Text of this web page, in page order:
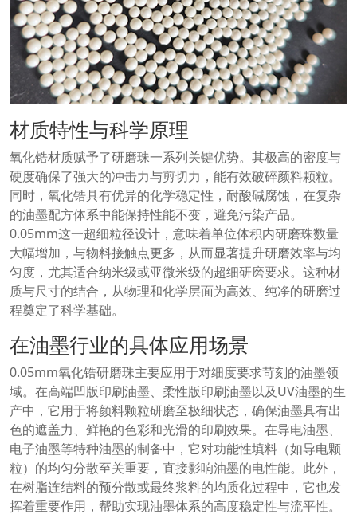
材质特性与科学原理
氧化锆材质赋予了研磨珠一系列关键优势。其极高的密度与
硬度确保了强大的冲击力与剪切力，能有效破碎颜料颗粒。
同时，氧化锆具有优异的化学稳定性，耐酸碱腐蚀，在复杂
的油墨配方体系中能保持性能不变，避免污染产品。
0.05mm这一超细粒径设计，意味着单位体积内研磨珠数量
大幅增加，与物料接触点更多，从而显著提升研磨效率与均
匀度，尤其适合纳米级或亚微米级的超细研磨要求。这种材
质与尺寸的结合，从物理和化学层面为高效、纯净的研磨过
程奠定了科学基础。
在油墨行业的具体应用场景
0.05mm氧化锆研磨珠主要应用于对细度要求苛刻的油墨领
域。在高端凹版印刷油墨、柔性版印刷油墨以及UV油墨的生
产中，它用于将颜料颗粒研磨至极细状态，确保油墨具有出
色的遮盖力、鲜艳的色彩和光滑的印刷效果。在导电油墨、
电子油墨等特种油墨的制备中，它对功能性填料（如导电颗
粒）的均匀分散至关重要，直接影响油墨的电性能。此外，
在树脂连结料的预分散或最终浆料的均质化过程中，它也发
挥着重要作用，帮助实现油墨体系的高度稳定性与流平性。